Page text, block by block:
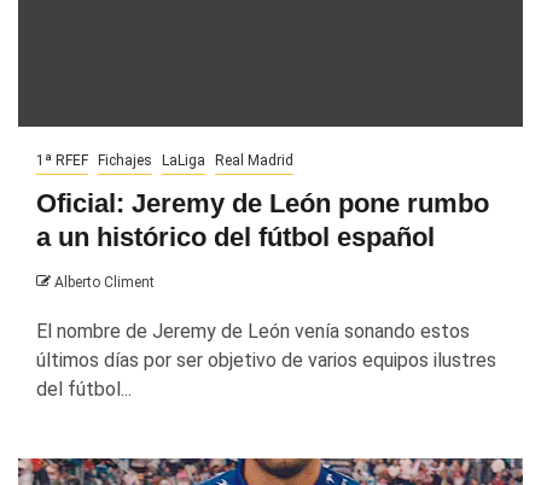
1ª RFEF Fichajes LaLiga Real Madrid
Oficial: Jeremy de León pone rumbo
a un histórico del fútbol español
Alberto Climent
El nombre de Jeremy de León venía sonando estos
últimos días por ser objetivo de varios equipos ilustres
del fútbol...